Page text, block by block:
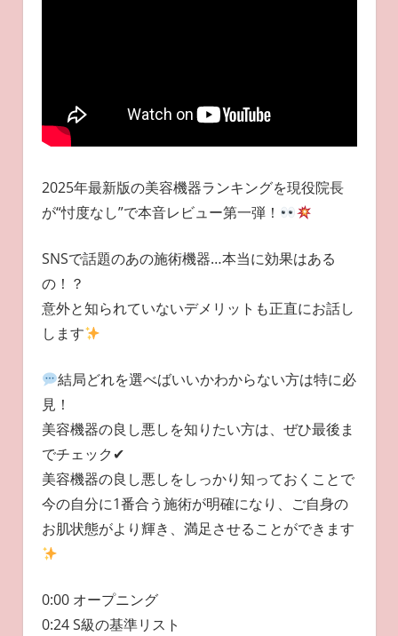
2025年最新版の美容機器ランキングを現役院長
が“忖度なし”で本音レビュー第一弾！
SNSで話題のあの施術機器…本当に効果はある
の！？
意外と知られていないデメリットも正直にお話し
します
結局どれを選べばいいかわからない方は特に必
見！
美容機器の良し悪しを知りたい方は、ぜひ最後ま
でチェック✔︎
美容機器の良し悪しをしっかり知っておくことで
今の自分に1番合う施術が明確になり、ご自身の
お肌状態がより輝き、満足させることができます
0:00 オープニング
0:24 S級の基準リスト